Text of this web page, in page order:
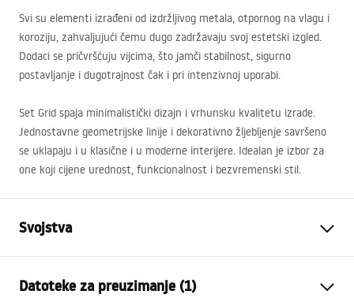
Svi su elementi izrađeni od izdržljivog metala, otpornog na vlagu i
koroziju, zahvaljujući čemu dugo zadržavaju svoj estetski izgled.
Dodaci se pričvršćuju vijcima, što jamči stabilnost, sigurno
postavljanje i dugotrajnost čak i pri intenzivnoj uporabi.
Set Grid spaja minimalistički dizajn i vrhunsku kvalitetu izrade.
Jednostavne geometrijske linije i dekorativno žljebljenje savršeno
se uklapaju i u klasične i u moderne interijere. Idealan je izbor za
one koji cijene urednost, funkcionalnost i bezvremenski stil.
Svojstva
Materijal
Metal
Datoteke za preuzimanje (1)